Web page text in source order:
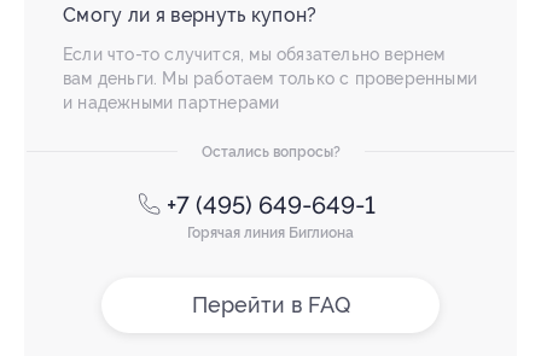
Смогу ли я вернуть купон?
Если что-то случится, мы обязательно вернем
вам деньги. Мы работаем только с проверенными
и надежными партнерами
Остались вопросы?
+7 (495) 649-649-1
Горячая линия Биглиона
Перейти в FAQ